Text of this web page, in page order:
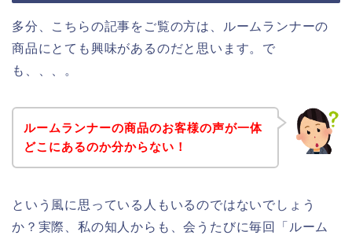
多分、こちらの記事をご覧の方は、ルームランナーの
商品にとても興味があるのだと思います。で
も、、、。
ルームランナーの商品のお客様の声が一体
どこにあるのか分からない！
という風に思っている人もいるのではないでしょう
か？実際、私の知人からも、会うたびに毎回「ルーム